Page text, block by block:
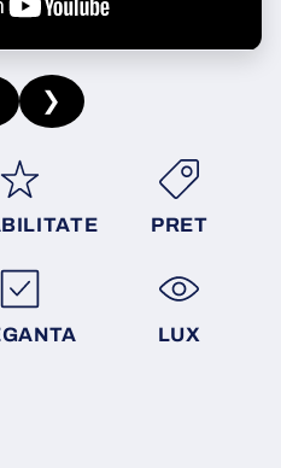
❯
PRET
LUX